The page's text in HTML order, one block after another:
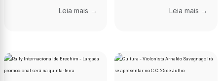
Leia mais → Leia mais →